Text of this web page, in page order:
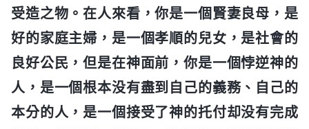
受造之物。在人來看，你是一個賢妻良母，是
好的家庭主婦，是一個孝順的兒女，是社會的
良好公民，但是在神面前，你是一個悖逆神的
人，是一個根本没有盡到自己的義務、自己的
本分的人，是一個接受了神的托付却没有完成